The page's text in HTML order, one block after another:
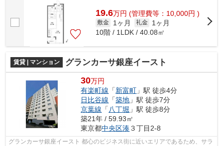
19.6万円 (管理費等：10,000円 )
敷金 1ヶ月 礼金
1ヶ月
10階 / 1LDK / 40.08㎡
賃貸 | マンション グランカーサ銀座イースト
30万円
有楽町線 「新富町 」駅 徒歩4分
日比谷線 「築地 」駅 徒歩7分
京葉線 「 八丁堀 」駅 徒歩8分
築21年 / 59.93㎡
東京都中央区湊３丁目2-8
グランカーサ銀座イースト 都心のビジネス街に近いエリアであるため、サラ